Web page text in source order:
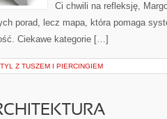
Ci chwili na refleksję,
porad, lecz mapa, która pomaga
Ciekawe kategorie […]
Z TUSZEM I PIERCINGIEM